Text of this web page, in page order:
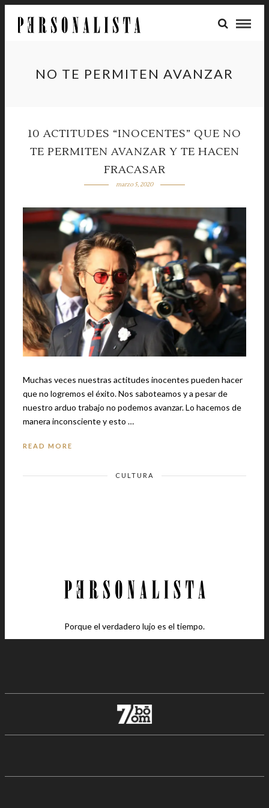
NO TE PERMITEN AVANZAR
10 ACTITUDES “INOCENTES” QUE NO
TE PERMITEN AVANZAR Y TE HACEN
FRACASAR
marzo 5, 2020
Muchas veces nuestras actitudes inocentes pueden hacer
que no logremos el éxito. Nos saboteamos y a pesar de
nuestro arduo trabajo no podemos avanzar. Lo hacemos de
manera inconsciente y esto …
READ MORE
CULTURA
Porque el verdadero lujo es el tiempo.